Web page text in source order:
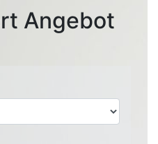
Angebot